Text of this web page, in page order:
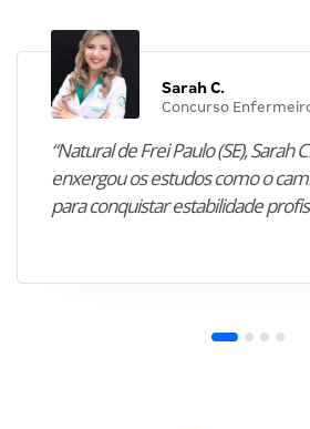
Sarah C.
Concurso
“Natural de Frei Paulo (SE), Sarah
enxergou os estudos como o
para conquistar estabilidade